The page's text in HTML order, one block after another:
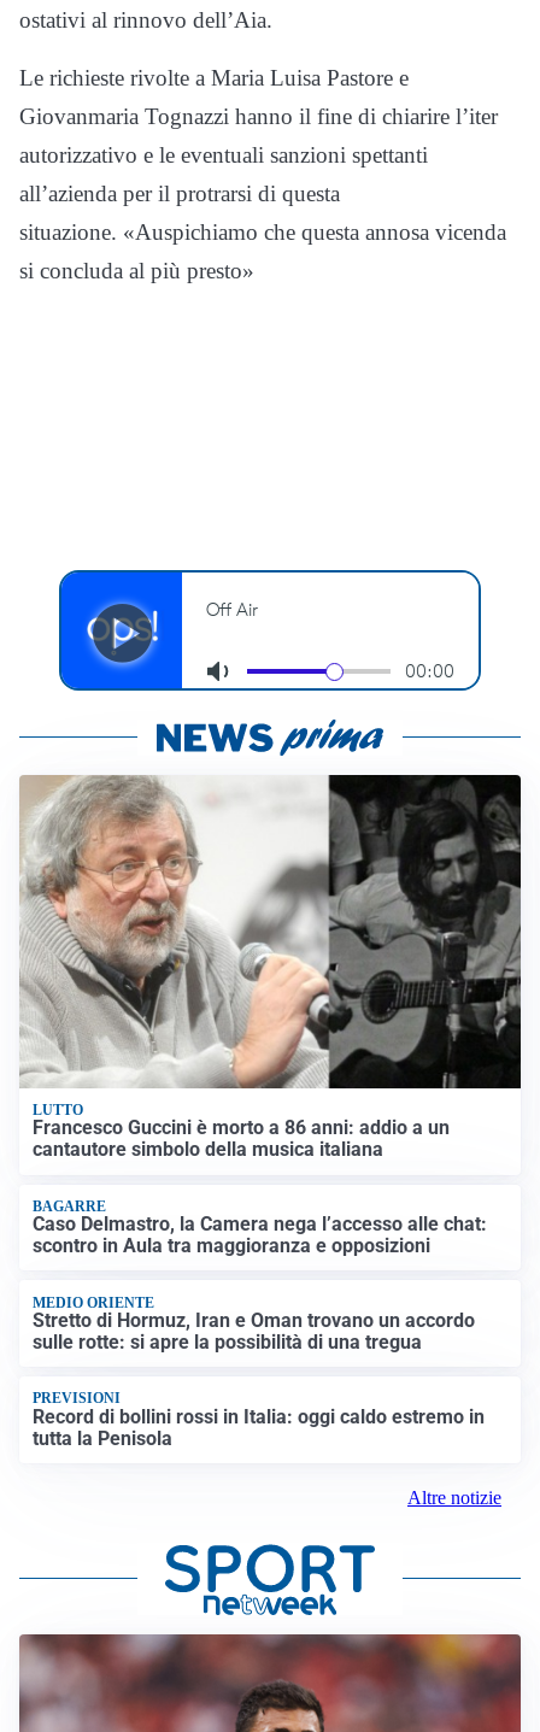
ostativi al rinnovo dell’Aia.
Le richieste rivolte a Maria Luisa Pastore e
Giovanmaria Tognazzi hanno il fine di chiarire l’iter
autorizzativo e le eventuali sanzioni spettanti
all’azienda per il protrarsi di questa
situazione. «Auspichiamo che questa annosa vicenda
si concluda al più presto»
LUTTO
Francesco Guccini è morto a 86 anni: addio a un
cantautore simbolo della musica italiana
BAGARRE
Caso Delmastro, la Camera nega l’accesso alle chat:
scontro in Aula tra maggioranza e opposizioni
MEDIO ORIENTE
Stretto di Hormuz, Iran e Oman trovano un accordo
sulle rotte: si apre la possibilità di una tregua
PREVISIONI
Record di bollini rossi in Italia: oggi caldo estremo in
tutta la Penisola
Altre notizie